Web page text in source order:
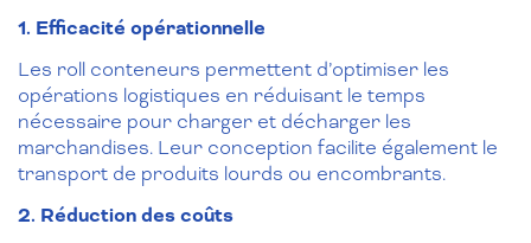
1. Efficacité opérationnelle
Les roll conteneurs permettent d’optimiser les
opérations logistiques en réduisant le temps
nécessaire pour charger et décharger les
marchandises. Leur conception facilite également le
transport de produits lourds ou encombrants.
2. Réduction des coûts